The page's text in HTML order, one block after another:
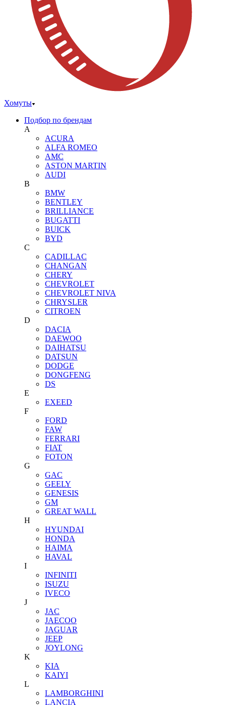
Хомуты
Подбор по брендам
A
ACURA
ALFA ROMEO
AMC
ASTON MARTIN
AUDI
B
BMW
BENTLEY
BRILLIANCE
BUGATTI
BUICK
BYD
C
CADILLAC
CHANGAN
CHERY
CHEVROLET
CHEVROLET NIVA
CHRYSLER
CITROEN
D
DACIA
DAEWOO
DAIHATSU
DATSUN
DODGE
DONGFENG
DS
E
EXEED
F
FORD
FAW
FERRARI
FIAT
FOTON
G
GAC
GEELY
GENESIS
GM
GREAT WALL
H
HYUNDAI
HONDA
HAIMA
HAVAL
I
INFINITI
ISUZU
IVECO
J
JAC
JAECOO
JAGUAR
JEEP
JOYLONG
K
KIA
KAIYI
L
LAMBORGHINI
LANCIA